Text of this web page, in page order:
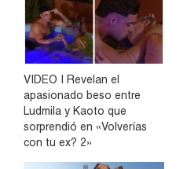
VIDEO | Revelan el
apasionado beso entre
Ludmila y Kaoto que
sorprendió en «Volverías
con tu ex? 2»